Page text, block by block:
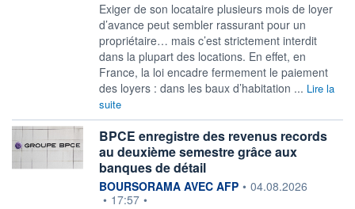
Exiger de son locataire plusieurs mois de loyer
d’avance peut sembler rassurant pour un
propriétaire… mais c’est strictement interdit
dans la plupart des locations. En effet, en
France, la loi encadre fermement le paiement
des loyers : dans les baux d’habitation ... Lire la
suite
BPCE enregistre des revenus records
au deuxième semestre grâce aux
banques de détail
information fournie par
BOURSORAMA AVEC AFP • 04.08.2026
• 17:57 •